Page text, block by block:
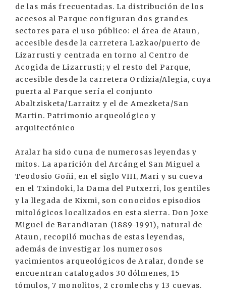
de las más frecuentadas. La distribución de los
accesos al Parque configuran dos grandes
sectores para el uso público: el área de Ataun,
accesible desde la carretera Lazkao/puerto de
Lizarrusti y centrada en torno al Centro de
Acogida de Lizarrusti; y el resto del Parque,
accesible desde la carretera Ordizia/Alegia, cuya
puerta al Parque sería el conjunto
Abaltzisketa/Larraitz y el de Amezketa/San
Martin. Patrimonio arqueológico y
arquitectónico
Aralar ha sido cuna de numerosas leyendas y
mitos. La aparición del Arcángel San Miguel a
Teodosio Goñi, en el siglo VIII, Mari y su cueva
en el Txindoki, la Dama del Putxerri, los gentiles
y la llegada de Kixmi, son conocidos episodios
mitológicos localizados en esta sierra. Don Joxe
Miguel de Barandiaran (1889-1991), natural de
Ataun, recopiló muchas de estas leyendas,
además de investigar los numerosos
yacimientos arqueológicos de Aralar, donde se
encuentran catalogados 30 dólmenes, 15
tómulos, 7 monolitos, 2 cromlechs y 13 cuevas.